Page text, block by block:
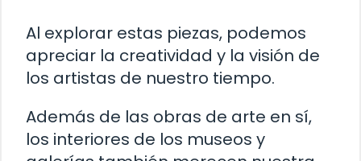
Al explorar estas piezas, podemos
apreciar la creatividad y la visión de
los artistas de nuestro tiempo.
Además de las obras de arte en sí,
los interiores de los museos y